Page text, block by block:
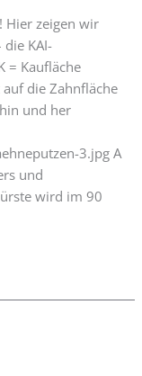
Hier zeigen wir
KAI-
= Kaufläche
die Zahnfläche
und her
3.jpg A
und
wird im 90